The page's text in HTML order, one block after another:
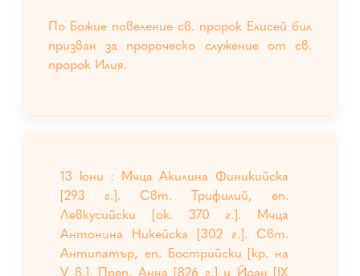
По Божие повеление св. пророк Елисей бил
призван за пророческо служение от св.
пророк Илия.
13 юни : Мчца Акилина Финикийска
[293 г.]. Свт. Трифилий, еп.
Левкусийски [ок. 370 г.]. Мчца
Антонина Никейска [302 г.]. Свт.
Антипатър, еп. Бострийски [кр. на
V в.]. Преп. Анна [826 г.] и Йоан [IX